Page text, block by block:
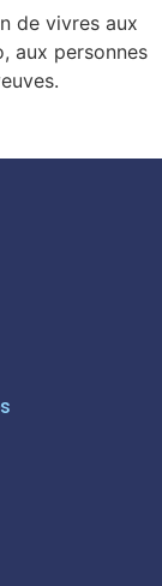
de vivres aux
aux personnes